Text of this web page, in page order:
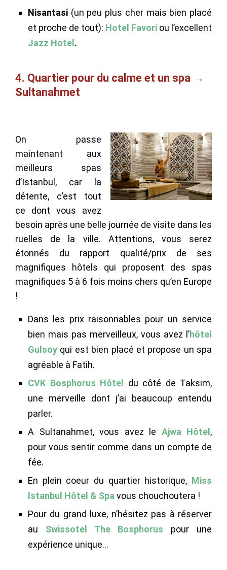
Nisantasi (un peu plus cher mais bien placé
et proche de tout): Hotel Favori ou l’excellent
Jazz Hotel.
4. Quartier pour du calme et un spa →
Sultanahmet
On passe
maintenant aux
meilleurs spas
d’Istanbul, car la
détente, c’est tout
ce dont vous avez
besoin après une belle journée de visite dans les
ruelles de la ville. Attentions, vous serez
étonnés du rapport qualité/prix de ses
magnifiques hôtels qui proposent des spas
magnifiques 5 à 6 fois moins chers qu’en Europe
!
Dans les prix raisonnables pour un service
bien mais pas merveilleux, vous avez l’hôtel
Gulsoy qui est bien placé et propose un spa
agréable à Fatih.
CVK Bosphorus Hôtel du côté de Taksim,
une merveille dont j’ai beaucoup entendu
parler.
A Sultanahmet, vous avez le Ajwa Hôtel,
pour vous sentir comme dans un compte de
fée.
En plein coeur du quartier historique, Miss
Istanbul Hôtel & Spa vous chouchoutera !
Pour du grand luxe, n’hésitez pas à réserver
au Swissotel The Bosphorus pour une
expérience unique…